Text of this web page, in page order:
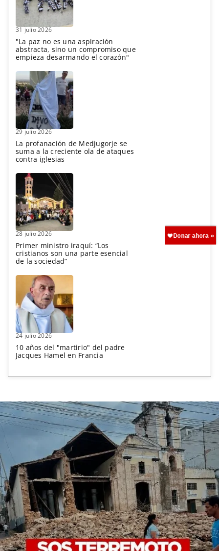
31 julio 2026
"La paz no es una aspiración
abstracta, sino un compromiso que
empieza desarmando el corazón"
29 julio 2026
La profanación de Medjugorje se
suma a la creciente ola de ataques
contra iglesias
28 julio 2026
Primer ministro iraquí: “Los
cristianos son una parte esencial
de la sociedad”
24 julio 2026
10 años del "martirio" del padre
Jacques Hamel en Francia